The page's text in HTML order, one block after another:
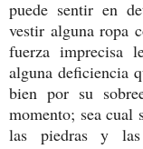
puede sentir en
vestir alguna ropa
fuerza imprecisa
alguna deficiencia
bien por su
momento; sea cual
las piedras y las